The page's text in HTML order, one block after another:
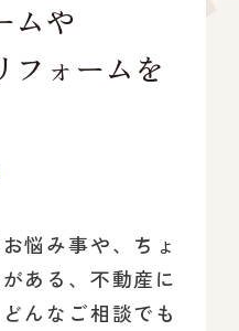
ムや
フォームを
悩み事や、ちょ
ある、 不動産に
んなご相談でも